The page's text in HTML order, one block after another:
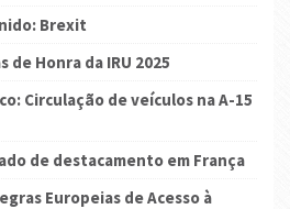
Brexit
de Honra da IRU 2025
Circulação de veículos na A-15
de destacamento em França
Europeias de Acesso à